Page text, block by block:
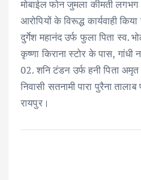
मोबाईल फोन जुमला कीमती
आरोपियों के विरूद्ध कार्यवाही
दुर्गेश महानंद उर्फ फुला पिता स्व.
कृष्णा किराना स्टोर के पास, गांधी
02. शनि टंडन उर्फ हनी पिता
निवासी सतनामी पारा पुरैना
रायपुर।